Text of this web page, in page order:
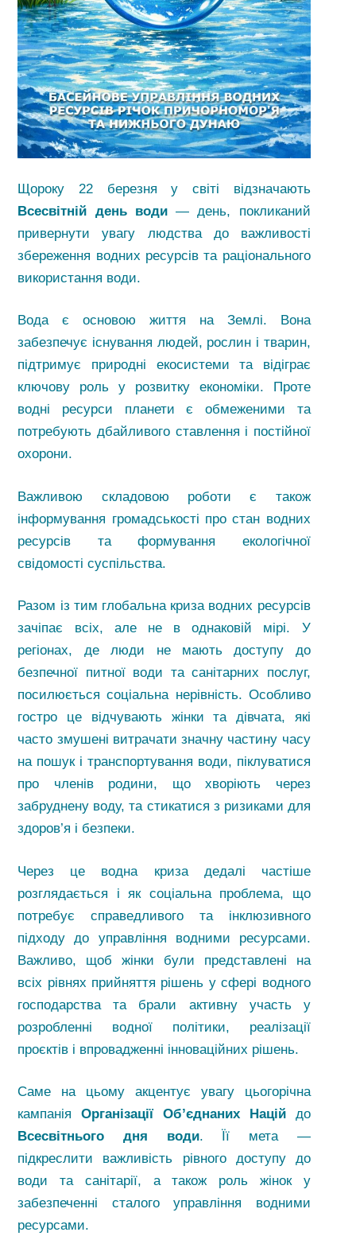
Щороку 22 березня у світі відзначають
Всесвітній день води— день, покликаний
привернути увагу людства до важливості
збереження водних ресурсів та раціонального
використання води.
Вода є основою життя на Землі. Вона
забезпечує існування людей, рослин і тварин,
підтримує природні екосистеми та відіграє
ключову роль у розвитку економіки. Проте
водні ресурси планети є обмеженими та
потребують дбайливого ставлення і постійної
охорони.
Важливою складовою роботи є також
інформування громадськості про стан водних
ресурсів та формування екологічної
свідомості суспільства.
Разом із тим глобальна криза водних ресурсів
зачіпає всіх, але не в однаковій мірі. У
регіонах, де люди не мають доступу до
безпечної питної води та санітарних послуг,
посилюється соціальна нерівність. Особливо
гостро це відчувають жінки та дівчата, які
часто змушені витрачати значну частину часу
на пошук і транспортування води, піклуватися
про членів родини, що хворіють через
забруднену воду, та стикатися з ризиками для
здоров’я і безпеки.
Через це водна криза дедалі частіше
розглядається і як соціальна проблема, що
потребує справедливого та інклюзивного
підходу до управління водними ресурсами.
Важливо, щоб жінки були представлені на
всіх рівнях прийняття рішень у сфері водного
господарства та брали активну участь у
розробленні водної політики, реалізації
проєктів і впровадженні інноваційних рішень.
Саме на цьому акцентує увагу цьогорічна
кампаніяОрганізації Об’єднаних Наційдо
Всесвітнього дня води. Її мета —
підкреслити важливість рівного доступу до
води та санітарії, а також роль жінок у
забезпеченні сталого управління водними
ресурсами.